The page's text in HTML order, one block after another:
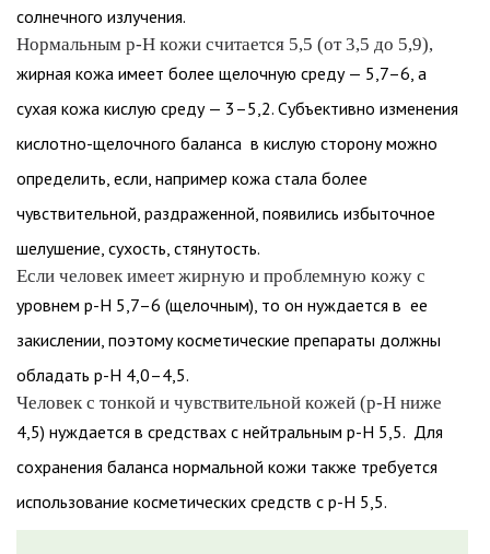
солнечного излучения.
Нормальным p-H кожи считается 5,5 (от 3,5 до 5,9),
жирная кожа имеет более щелочную среду — 5,7–6, а
сухая кожа кислую среду — 3–5,2. Субъективно изменения
кислотно-щелочного баланса в кислую сторону можно
определить, если, например кожа стала более
чувствительной, раздраженной, появились избыточное
шелушение, сухость, стянутость.
Если человек имеет жирную и проблемную кожу с
уровнем p-H 5,7–6 (щелочным), то он нуждается в ее
закислении, поэтому косметические препараты должны
обладать p-H 4,0–4,5.
Человек с тонкой и чувствительной кожей (p-H ниже
4,5) нуждается в средствах с нейтральным p-H 5,5. Для
сохранения баланса нормальной кожи также требуется
использование косметических средств с p-H 5,5.